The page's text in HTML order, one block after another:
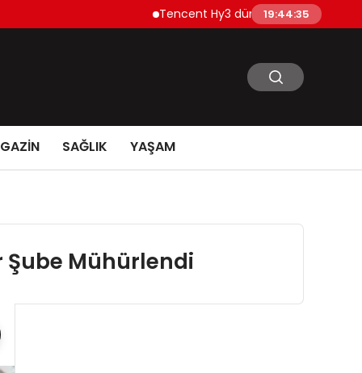
Tencent Hy3 dünya genelinde kullanıma
19:44:36
SAĞLIK YAŞAM
Şube Mühürlendi